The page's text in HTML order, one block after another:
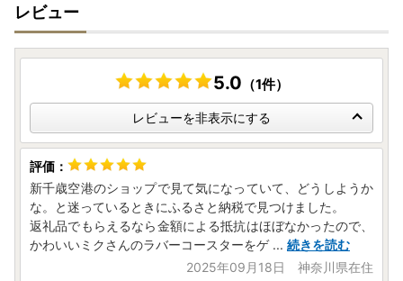
レビュー
5.0 （1件）
レビューを非表示にする
新千歳空港のショップで見て気になっていて、どうしようか
な。と迷っているときにふるさと納税で見つけました。
返礼品でもらえるなら金額による抵抗はほぼなかったので、
かわいいミクさんのラバーコースターをゲ ... 続きを読む
2025年09月18日 神奈川県在住